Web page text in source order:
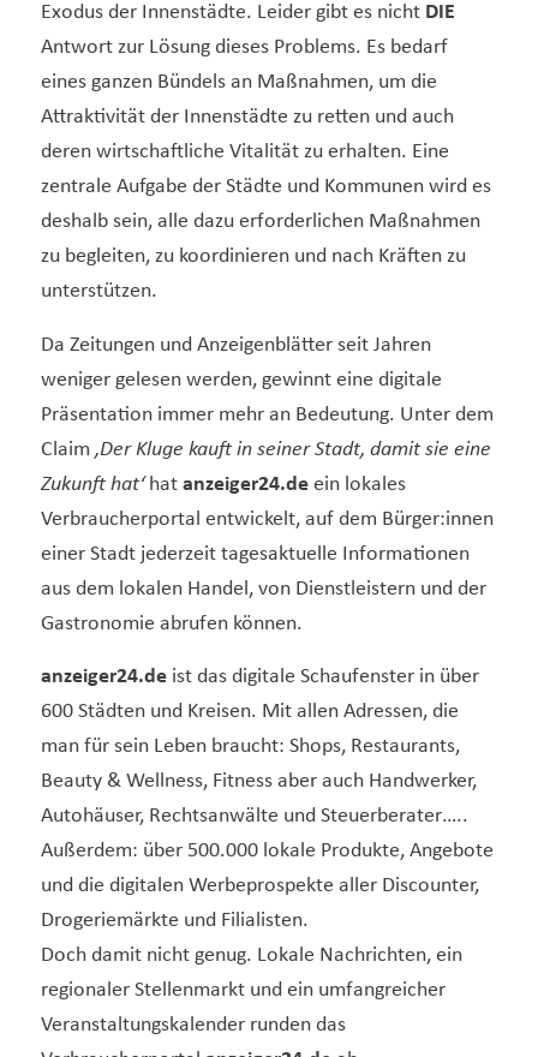
Exodus der Innenstädte. Leider gibt es nicht DIE
Antwort zur Lösung dieses Problems. Es bedarf
eines ganzen Bündels an Maßnahmen, um die
Attraktivität der Innenstädte zu retten und auch
deren wirtschaftliche Vitalität zu erhalten. Eine
zentrale Aufgabe der Städte und Kommunen wird es
deshalb sein, alle dazu erforderlichen Maßnahmen
zu begleiten, zu koordinieren und nach Kräften zu
unterstützen.
Da Zeitungen und Anzeigenblätter seit Jahren
weniger gelesen werden, gewinnt eine digitale
Präsentation immer mehr an Bedeutung. Unter dem
Claim ‚Der Kluge kauft in seiner Stadt, damit sie eine
Zukunft hat‘hat anzeiger24.deein lokales
Verbraucherportal entwickelt, auf dem Bürger:innen
einer Stadt jederzeit tagesaktuelle Informationen
aus dem lokalen Handel, von Dienstleistern und der
Gastronomie abrufen können.
anzeiger24.deist das digitale Schaufenster in über
600 Städten und Kreisen. Mit allen Adressen, die
man für sein Leben braucht: Shops, Restaurants,
Beauty & Wellness, Fitness aber auch Handwerker,
Autohäuser, Rechtsanwälte und Steuerberater…..
Außerdem: über 500.000 lokale Produkte, Angebote
und die digitalen Werbeprospekte aller Discounter,
Drogeriemärkte und Filialisten.
Doch damit nicht genug. Lokale Nachrichten, ein
regionaler Stellenmarkt und ein umfangreicher
Veranstaltungskalender runden das